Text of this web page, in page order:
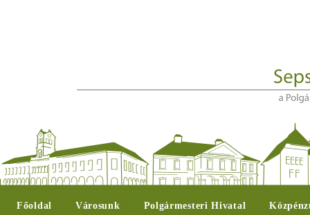
Főoldal Városunk Polgármesteri Hivatal